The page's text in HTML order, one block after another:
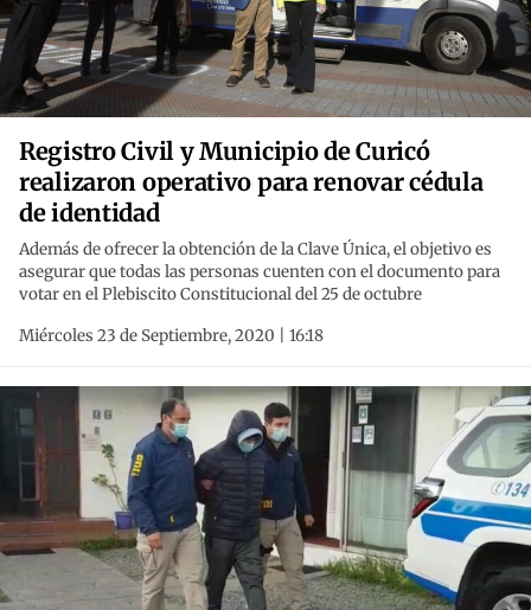
Registro Civil y Municipio de Curicó
realizaron operativo para renovar cédula
de identidad
Además de ofrecer la obtención de la Clave Única, el objetivo es
asegurar que todas las personas cuenten con el documento para
votar en el Plebiscito Constitucional del 25 de octubre
Miércoles 23 de Septiembre, 2020 | 16:18